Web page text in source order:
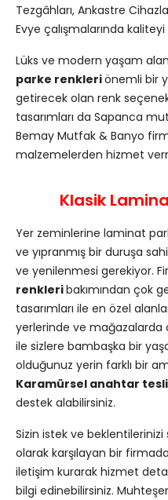
Tezgâhları, Ankastre
Evye çalışmalarında
Lüks ve modern yaşam
parke renkleriönemli bir
getirecek olan renk
tasarımları da Sapanca
Bemay Mutfak & Banyo
malzemelerden hizmet
Klasik
Yer zeminlerine laminat
ve yıpranmış bir duruşa
ve yenilenmesi gerekiyor.
renkleribakımından çok
tasarımları ile en özel
yerlerinde ve mağazalarda
ile sizlere bambaşka bir
olduğunuz yerin farklı bir
Karamürsel anahtar
destek alabilirsiniz.
Sizin istek ve
olarak karşılayan bir
iletişim kurarak hizmet
bilgi edinebilirsiniz.